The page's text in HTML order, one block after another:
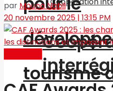
tourisme
par Mouna Nabil
20 novembre 2025 | 13:15 PM